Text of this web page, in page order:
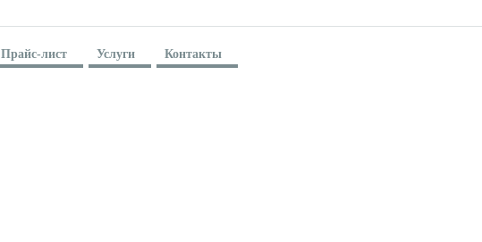
Прайс-лист Услуги Контакты